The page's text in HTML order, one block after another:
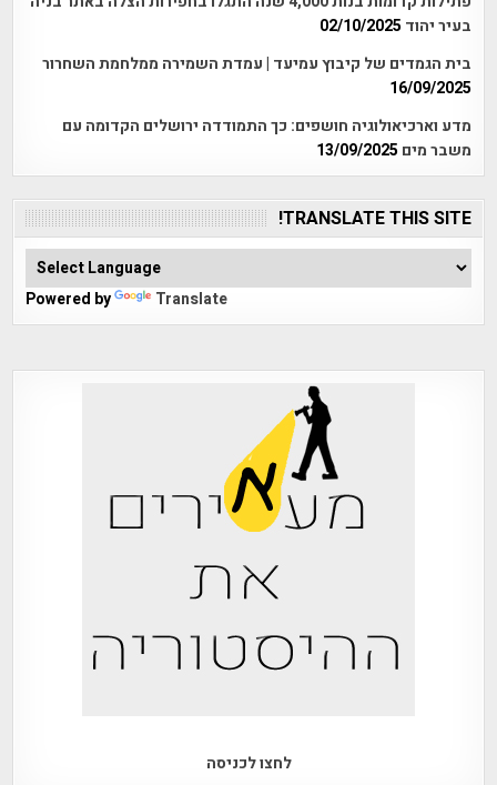
בעיר יהוד 02/10/2025
בית הגמדים של קיבוץ עמיעד | עמדת השמירה ממלחמת השחרור
16/09/2025
מדע וארכיאולוגיה חושפים: כך התמודדה ירושלים הקדומה עם
משבר מים 13/09/2025
TRANSLATE THIS SITE!
Powered by Translate
לחצו לכניסה